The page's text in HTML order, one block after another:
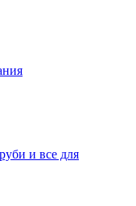
и все для